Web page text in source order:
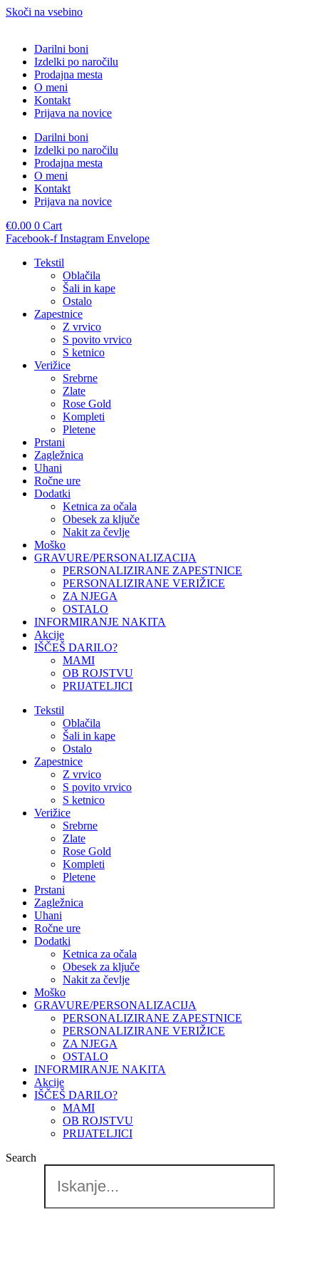
Skoči na vsebino
Darilni boni
Izdelki po naročilu
Prodajna mesta
O meni
Kontakt
Prijava na novice
Darilni boni
Izdelki po naročilu
Prodajna mesta
O meni
Kontakt
Prijava na novice
€0.00 0 Cart
Facebook-f Instagram Envelope
Tekstil
Oblačila
Šali in kape
Ostalo
Zapestnice
Z vrvico
S povito vrvico
S ketnico
Verižice
Srebrne
Zlate
Rose Gold
Kompleti
Pletene
Prstani
Zagležnica
Uhani
Ročne ure
Dodatki
Ketnica za očala
Obesek za ključe
Nakit za čevlje
Moško
GRAVURE/PERSONALIZACIJA
PERSONALIZIRANE ZAPESTNICE
PERSONALIZIRANE VERIŽICE
ZA NJEGA
OSTALO
INFORMIRANJE NAKITA
Akcije
IŠČEŠ DARILO?
MAMI
OB ROJSTVU
PRIJATELJICI
Tekstil
Oblačila
Šali in kape
Ostalo
Zapestnice
Z vrvico
S povito vrvico
S ketnico
Verižice
Srebrne
Zlate
Rose Gold
Kompleti
Pletene
Prstani
Zagležnica
Uhani
Ročne ure
Dodatki
Ketnica za očala
Obesek za ključe
Nakit za čevlje
Moško
GRAVURE/PERSONALIZACIJA
PERSONALIZIRANE ZAPESTNICE
PERSONALIZIRANE VERIŽICE
ZA NJEGA
OSTALO
INFORMIRANJE NAKITA
Akcije
IŠČEŠ DARILO?
MAMI
OB ROJSTVU
PRIJATELJICI
Search